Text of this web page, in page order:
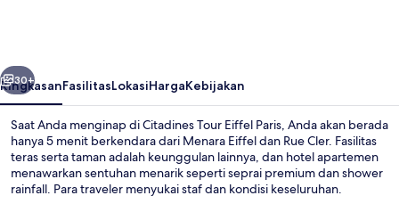
Berikutnya
30+
RingkasanFasilitasLokasiHargaKebijakan
Saat Anda menginap di Citadines Tour Eiffel Paris, Anda akan berada
hanya 5 menit berkendara dari Menara Eiffel dan Rue Cler. Fasilitas
teras serta taman adalah keunggulan lainnya, dan hotel apartemen
menawarkan sentuhan menarik seperti seprai premium dan shower
rainfall. Para traveler menyukai staf dan kondisi keseluruhan.